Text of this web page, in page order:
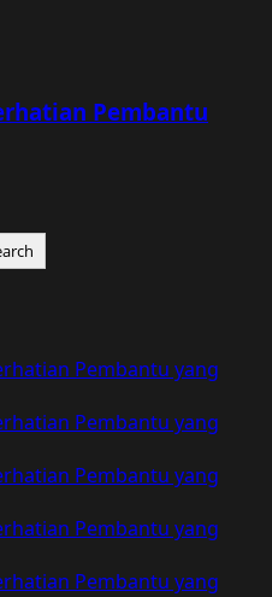
Pembantu
Pembantu yang
Pembantu yang
Pembantu yang
Pembantu yang
Pembantu yang